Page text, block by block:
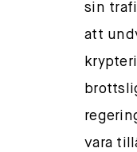
sin
att
vara